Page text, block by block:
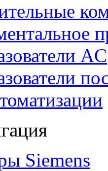
AC
Siemens